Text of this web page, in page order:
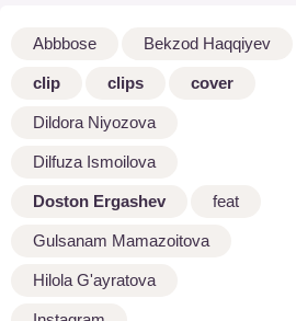
Abbbose Bekzod Haqqiyev
clip clips cover
Dildora Niyozova
Dilfuza Ismoilova
Doston Ergashev feat
Gulsanam Mamazoitova
Hilola G'ayratova